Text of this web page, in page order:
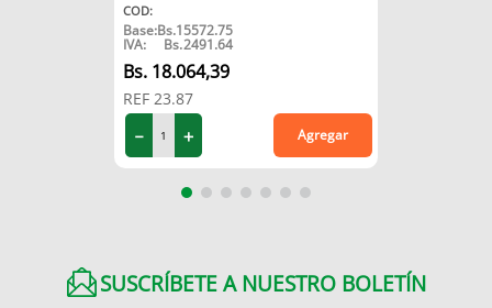
COD:
Base:Bs.15572.75
IVA: Bs.2491.64
18.064,39
REF 23.87
＋
－ Agregar
SUSCRÍBETE A NUESTRO BOLETÍN